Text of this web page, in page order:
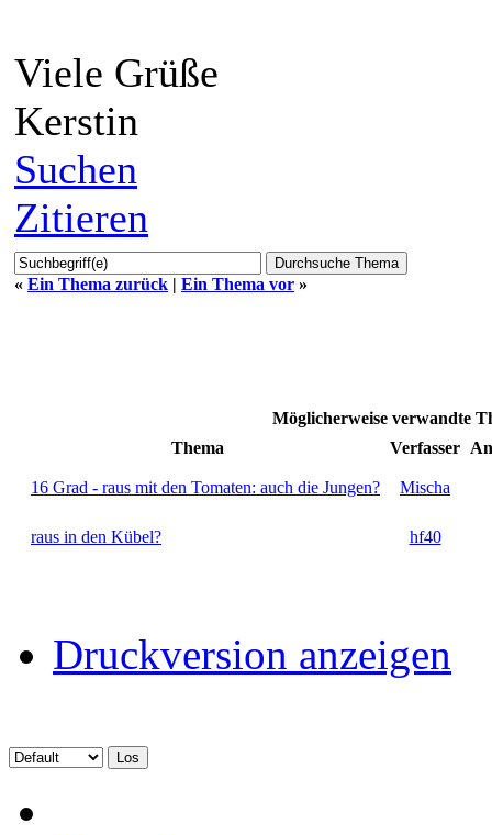
Viele Grüße
Kerstin
Suchen
Zitieren
« Ein Thema zurück | Ein Thema vor »
Möglicherweise verwandte
Thema
Verfasser
16 Grad - raus mit den Tomaten: auch die Jungen? Mischa
raus in den Kübel? hf40
Druckversion anzeigen